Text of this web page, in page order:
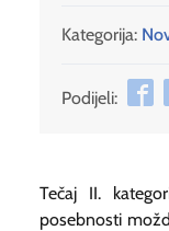
Kategorija:
Podijeli:
Tečaj II.
posebnosti